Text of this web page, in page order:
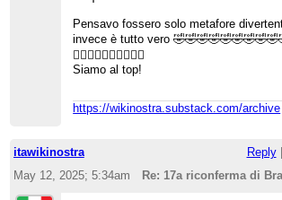
Pensavo fossero solo metafore
invece è tutto vero
🤦‍♂️🤦‍♂️🤦‍♂️🤦‍♂️🤦‍♂️
Siamo al top!
https://wikinostra.substack.com/archive
itawikinostra Reply|
May 12, 2025; 5:34am
Re: 17a riconferma di